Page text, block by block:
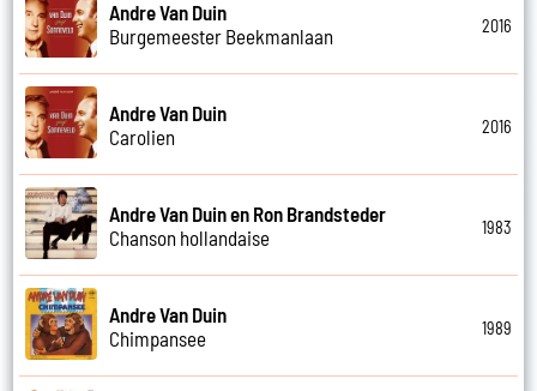
Andre Van Duin
Burgemeester Beekmanlaan
2016
Andre Van Duin
Carolien
2016
Andre Van Duin en Ron Brandsteder
Chanson hollandaise
1983
Andre Van Duin
Chimpansee
1989